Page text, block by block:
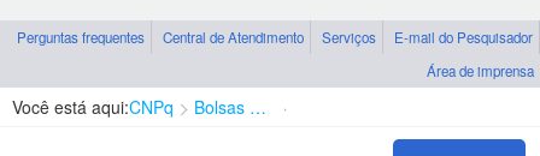
Perguntas frequentes Central de Atendimento Serviços
E-mail do Pesquisador
Área de imprensa
Você está aqui:CNPq Bolsas e Auxílios Vigentes